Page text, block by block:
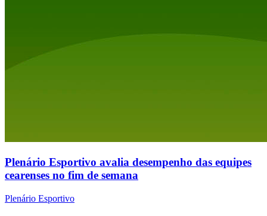
Plenário Esportivo avalia desempenho das equipes
cearenses no fim de semana
Plenário Esportivo